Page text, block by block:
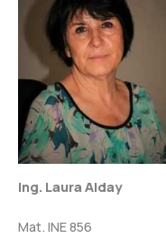
Ing. Laura Alday
Mat. INE 856